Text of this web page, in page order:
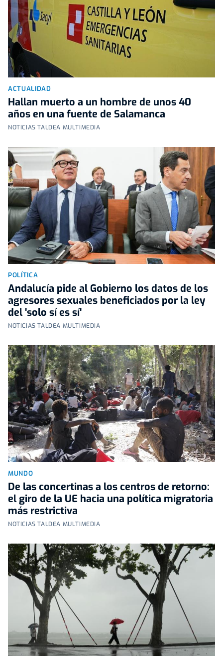
ACTUALIDAD
Hallan muerto a un hombre de unos 40
años en una fuente de Salamanca
NOTICIAS TALDEA MULTIMEDIA
POLÍTICA
Andalucía pide al Gobierno los datos de los
agresores sexuales beneficiados por la ley
del 'solo sí es sí'
NOTICIAS TALDEA MULTIMEDIA
MUNDO
De las concertinas a los centros de retorno:
el giro de la UE hacia una política migratoria
más restrictiva
NOTICIAS TALDEA MULTIMEDIA